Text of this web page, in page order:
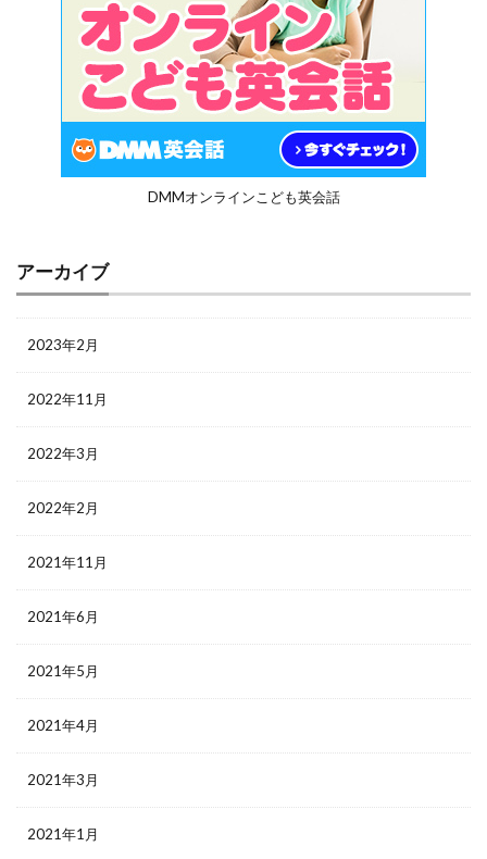
DMMオンラインこども英会話
アーカイブ
2023年2月
2022年11月
2022年3月
2022年2月
2021年11月
2021年6月
2021年5月
2021年4月
2021年3月
2021年1月